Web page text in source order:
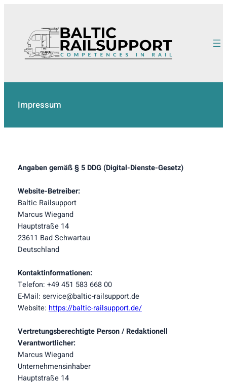
springen
Impressum
Angaben gemäß § 5 DDG (Digital-Dienste-Gesetz)
Website-Betreiber:
Baltic Railsupport
Marcus Wiegand
Hauptstraße 14
23611 Bad Schwartau
Deutschland
Kontaktinformationen:
Telefon: +49 451 583 668 00
E-Mail: service@baltic-railsupport.de
Website: https://baltic-railsupport.de/
Vertretungsberechtigte Person / Redaktionell
Verantwortlicher:
Marcus Wiegand
Unternehmensinhaber
Hauptstraße 14